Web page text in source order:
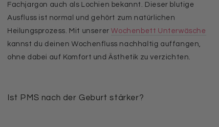
Fachjargon auch als Lochien bekannt. Dieser blutige
Ausfluss ist normal und gehört zum natürlichen
Heilungsprozess. Mit unsererWochenbett Unterwäsche
kannst du deinen Wochenfluss nachhaltig auffangen,
ohne dabei auf Komfort und Ästhetik zu verzichten.
Ist PMS nach der Geburt stärker?